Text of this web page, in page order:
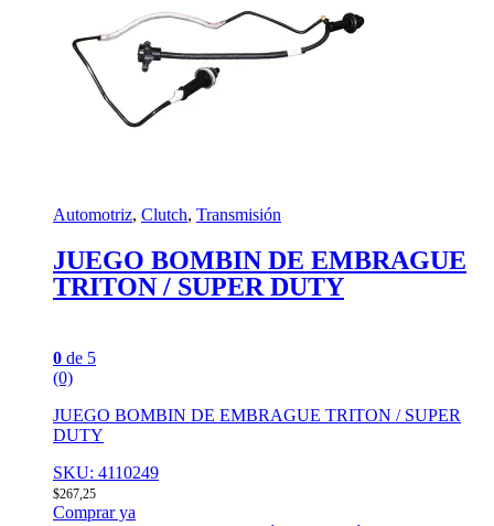
Automotriz, Clutch, Transmisión
JUEGO BOMBIN DE EMBRAGUE
TRITON / SUPER DUTY
0 de 5
(0)
JUEGO BOMBIN DE EMBRAGUE TRITON / SUPER
DUTY
SKU: 4110249
$267,25
Comprar ya